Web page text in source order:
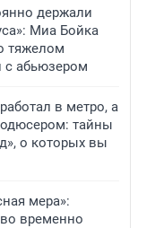
держали
Миа Бойка
тяжелом
с абьюзером
в метро, а
тайны
о которых вы
мера»:
временно